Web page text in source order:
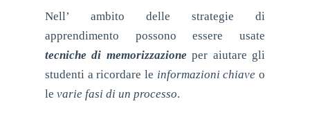
Nell’ ambito delle strategie di
apprendimento possono essere usate
tecniche di memorizzazione per aiutare gli
studenti a ricordare le informazioni chiave o
le varie fasi di un processo.